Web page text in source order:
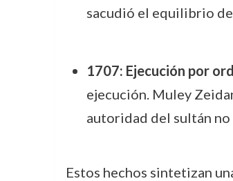
sacudió el equilibrio
1707: Ejecución por
ejecución. Muley
autoridad del sultán
Estos hechos sintetizan